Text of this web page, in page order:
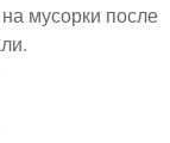
мусорки после